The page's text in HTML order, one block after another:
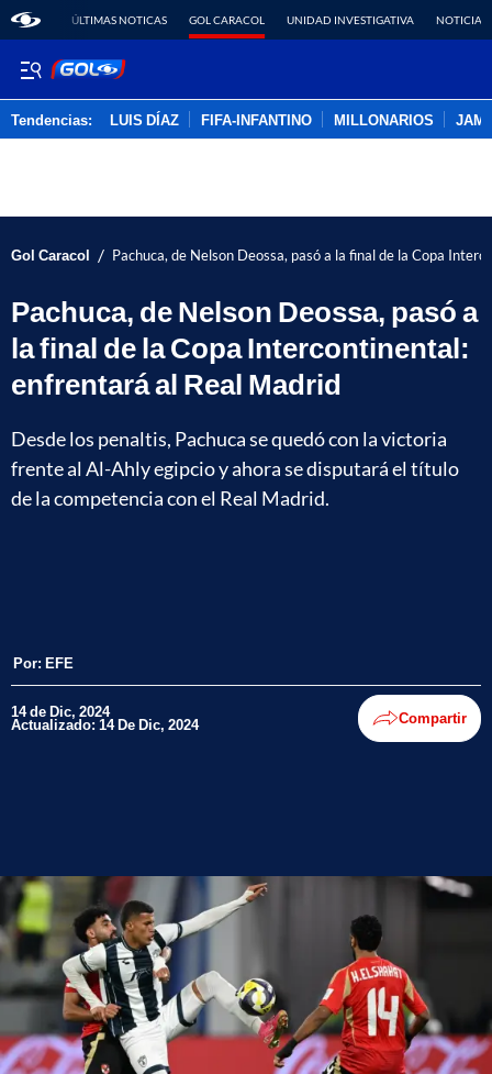
ÚLTIMAS NOTICAS GOL CARACOL UNIDAD INVESTIGATIVA NOTICIAS
Tendencias: LUIS DÍAZ FIFA-INFANTINO MILLONARIOS
Gol Caracol / Pachuca, de Nelson Deossa, pasó a la final de la Copa
Pachuca, de Nelson Deossa, pasó a
la final de la Copa Intercontinental:
enfrentará al Real Madrid
Desde los penaltis, Pachuca se quedó con la victoria
frente al Al-Ahly egipcio y ahora se disputará el título
de la competencia con el Real Madrid.
Por: EFE
14 de Dic, 2024
Actualizado: 14 De Dic, 2024 Compartir